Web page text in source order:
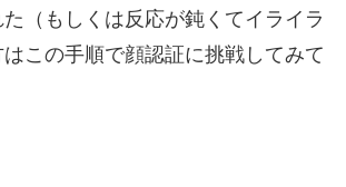
（もしくは反応が鈍くてイライラ
この手順で顔認証に挑戦してみて